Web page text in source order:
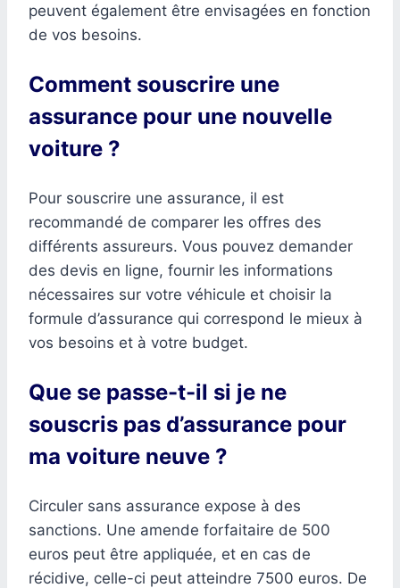
peuvent également être envisagées en fonction
de vos besoins.
Comment souscrire une
assurance pour une nouvelle
voiture ?
Pour souscrire une assurance, il est
recommandé de comparer les offres des
différents assureurs. Vous pouvez demander
des devis en ligne, fournir les informations
nécessaires sur votre véhicule et choisir la
formule d’assurance qui correspond le mieux à
vos besoins et à votre budget.
Que se passe-t-il si je ne
souscris pas d’assurance pour
ma voiture neuve ?
Circuler sans assurance expose à des
sanctions. Une amende forfaitaire de 500
euros peut être appliquée, et en cas de
récidive, celle-ci peut atteindre 7500 euros. De